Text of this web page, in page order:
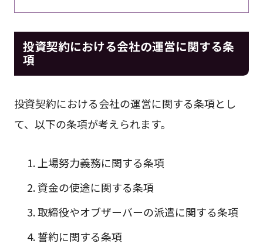
投資契約における会社の運営に関する条
項
投資契約における会社の運営に関する条項とし
て、以下の条項が考えられます。
上場努力義務に関する条項
資金の使途に関する条項
取締役やオブザーバーの派遣に関する条項
誓約に関する条項